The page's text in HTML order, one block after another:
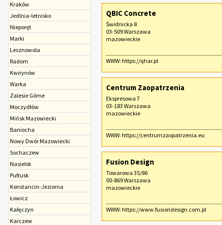
Kraków
Jedlnia-letnisko
Nieporęt
Marki
Lesznowola
Radom
Kwirynów
Warka
Zalesie Górne
Moczydłów
Mińsk Mazowiecki
Baniocha
Nowy Dwór Mazowiecki
Sochaczew‎
Nasielsk
Pułtusk
Konstancin-Jeziorna
Łowicz
Kałęczyn
Karczew
QBIC Concrete
Świdnicka 8
03-509 Warszawa
mazowieckie
WWW: https://qhar.pl
Centrum Zaopatrzenia
Ekspresowa 7
03-183 Warszawa
mazowieckie
WWW: https://centrumzaopatrzenia.eu
Fusion Design
Towarowa 35/86
00-869 Warszawa
mazowieckie
WWW: https://www.fusiondesign.com.pl